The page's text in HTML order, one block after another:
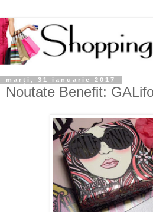
marți, 31 ianuarie 2017
Noutate Benefit: